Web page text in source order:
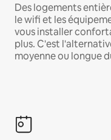
Des logements
le wifi et les
vous installer
plus. C'est
moyenne ou longue